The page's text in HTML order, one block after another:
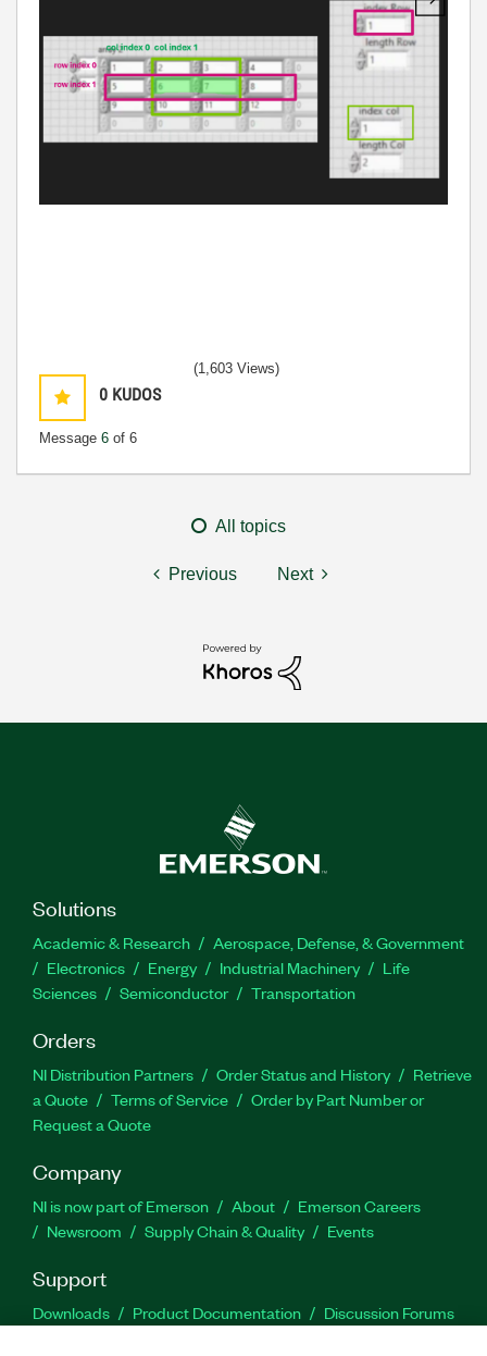
0 KUDOS
Message 6 of 6
(1,603 Views)
All topics
Previous Next
Solutions
Academic & Research
Aerospace, Defense, & Government
Electronics
Energy Industrial Machinery
Life
Sciences
Semiconductor Transportation
Orders
NI Distribution Partners Order Status and History
Retrieve
a Quote
Terms of Service
Order by Part Number or
Request a Quote
Company
NI is now part of Emerson About
Emerson Careers
Newsroom
Supply Chain & Quality Events
Support
Downloads Product Documentation
Discussion Forums